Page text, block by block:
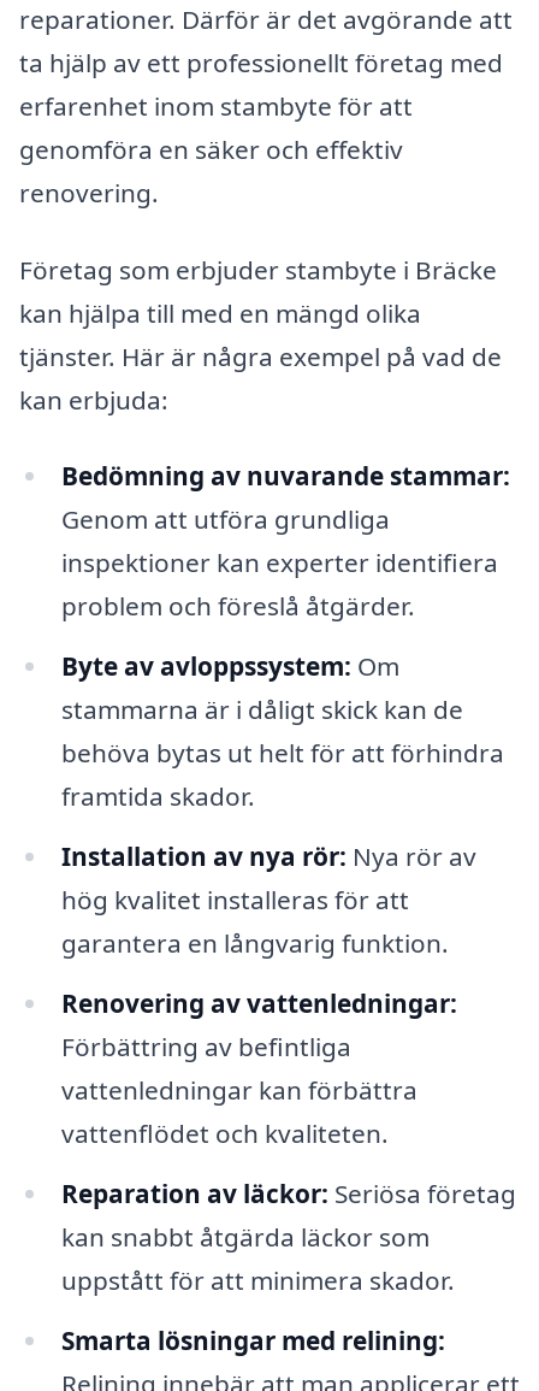
reparationer. Därför är det avgörande att
ta hjälp av ett professionellt företag med
erfarenhet inom stambyte för att
genomföra en säker och effektiv
renovering.
Företag som erbjuder stambyte i Bräcke
kan hjälpa till med en mängd olika
tjänster. Här är några exempel på vad de
kan erbjuda:
Bedömning av nuvarande stammar:
Genom att utföra grundliga
inspektioner kan experter identifiera
problem och föreslå åtgärder.
Byte av avloppssystem: Om
stammarna är i dåligt skick kan de
behöva bytas ut helt för att förhindra
framtida skador.
Installation av nya rör: Nya rör av
hög kvalitet installeras för att
garantera en långvarig funktion.
Renovering av vattenledningar:
Förbättring av befintliga
vattenledningar kan förbättra
vattenflödet och kvaliteten.
Reparation av läckor: Seriösa företag
kan snabbt åtgärda läckor som
uppstått för att minimera skador.
Smarta lösningar med relining:
Relining innebär att man applicerar ett